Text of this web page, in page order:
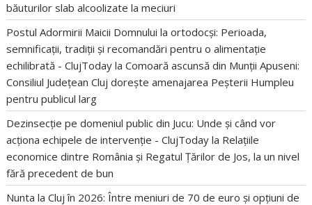
băuturilor slab alcoolizate la meciuri
Postul Adormirii Maicii Domnului la ortodocși: Perioada,
semnificații, tradiții și recomandări pentru o alimentație
echilibrată - ClujToday laComoară ascunsă din Munții Apuseni:
Consiliul Județean Cluj dorește amenajarea Peșterii Humpleu
pentru publicul larg
Dezinsecție pe domeniul public din Jucu: Unde și când vor
acționa echipele de intervenție - ClujToday la Relațiile
economice dintre România și Regatul Țărilor de Jos, la un nivel
fără precedent de bun
Nunta la Cluj în 2026: Între meniuri de 70 de euro și opțiuni de